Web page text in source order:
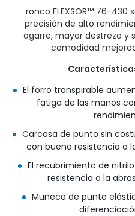
ronco FLEXSOR™ 76-
precisión de alto
agarre, mayor destreza y
comodidad
El forro transpirable
fatiga de las manos
Carcasa de punto sin
con buena resistencia a
El recubrimiento de
resistencia a la
Muñeca de punto